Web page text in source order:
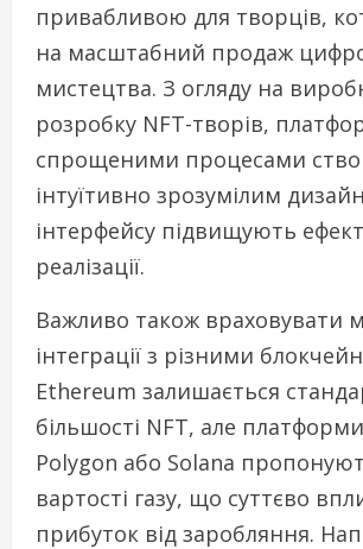
привабливою для творців,
на масштабний продаж
мистецтва. З огляду на
розробку NFT-творів,
спрощеними процесами
інтуїтивно зрозумілим
інтерфейсу підвищують
реалізації.
Важливо також враховувати
інтеграції з різними
Ethereum залишається
більшості NFT, але
Polygon або Solana
вартості газу, що суттєво
прибуток від заробляння.